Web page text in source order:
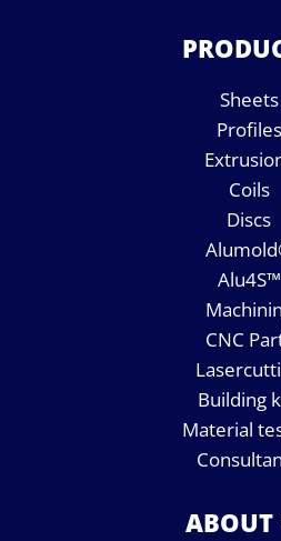
Sheets
Profiles
Coils
Discs
Alu4S™
CNC
Building
Material
ABOUT